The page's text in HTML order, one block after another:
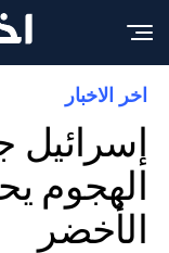
اخر الاخبار
إسرائيل
الهجوم
الأخضر